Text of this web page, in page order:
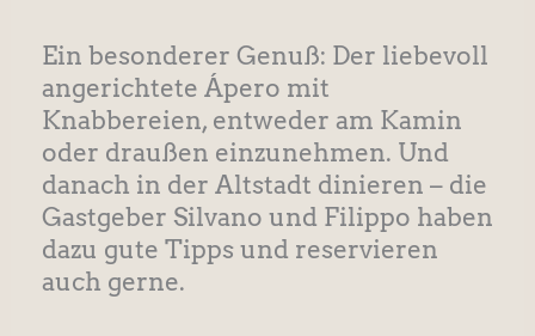
Ein besonderer Genuß: Der liebevoll
angerichtete Ápero mit
Knabbereien, entweder am Kamin
oder draußen einzunehmen. Und
danach in der Altstadt dinieren – die
Gastgeber Silvano und Filippo haben
dazu gute Tipps und reservieren
auch gerne.